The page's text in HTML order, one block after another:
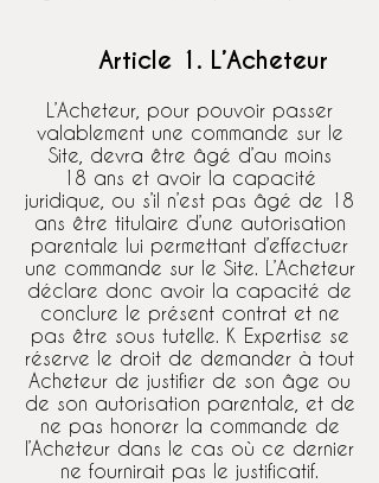
Article 1. L’Acheteur
L’Acheteur, pour pouvoir passer
valablement une commande sur le
Site, devra être âgé d’au moins
18 ans et avoir la capacité
juridique, ou s’il n’est pas âgé de 18
ans être titulaire d’une autorisation
parentale lui permettant d’effectuer
une commande sur le Site. L’Acheteur
déclare donc avoir la capacité de
conclure le présent contrat et ne
pas être sous tutelle. K Expertise se
réserve le droit de demander à tout
Acheteur de justifier de son âge ou
de son autorisation parentale, et de
ne pas honorer la commande de
l’Acheteur dans le cas où ce dernier
ne fournirait pas le justificatif.